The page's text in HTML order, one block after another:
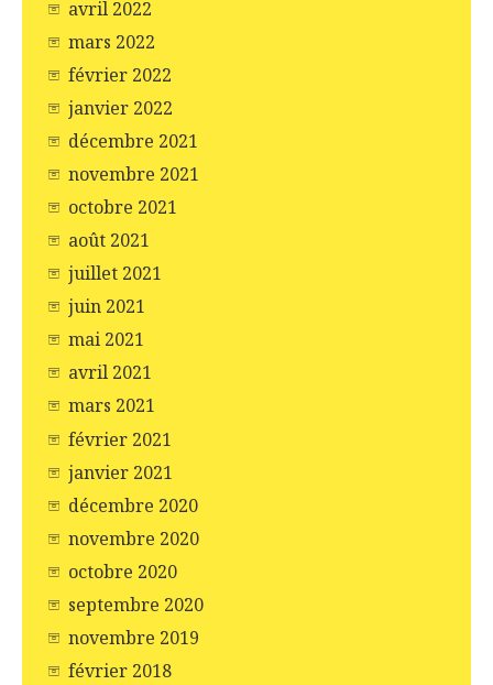
avril 2022
mars 2022
février 2022
janvier 2022
décembre 2021
novembre 2021
octobre 2021
août 2021
juillet 2021
juin 2021
mai 2021
avril 2021
mars 2021
février 2021
janvier 2021
décembre 2020
novembre 2020
octobre 2020
septembre 2020
novembre 2019
février 2018